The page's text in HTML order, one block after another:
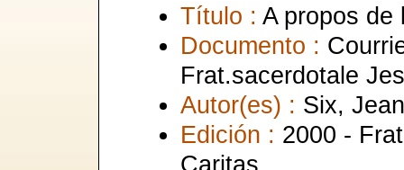
Título : A propos de
Documento :
Frat.sacerdotale
Autor(es) : Six,
Edición : 2000 -
Caritas